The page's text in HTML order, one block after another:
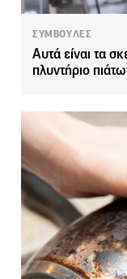
ΣΥΜΒΟΥΛΕΣ
Αυτά είναι τα
πλυντήριο